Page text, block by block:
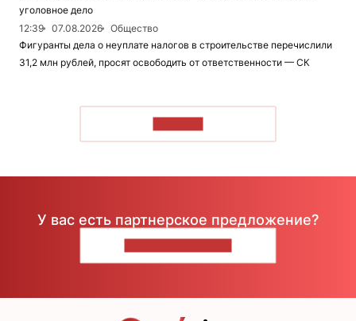
уголовное дело
12:39
07.08.2026
Общество
Фигуранты дела о неуплате налогов в строительстве перечислили
31,2 млн рублей, просят освободить от ответственности — СК
У вас есть партнерское предложение?